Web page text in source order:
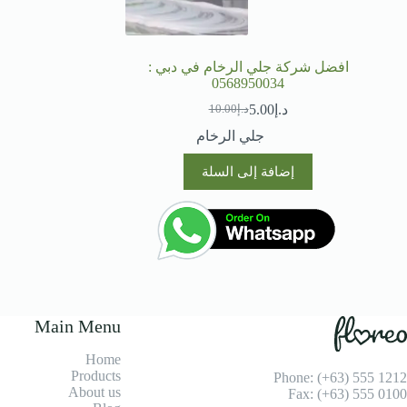
افضل شركة جلي الرخام في دبي :
0568950034
د.إ10.00
السعر
الأصلي
هو:
د.إ5.00السعر
الحالي
هو:
جلي الرخام
إضافة إلى السلة
Phone: (+63) 555 1212
Fax: (+63) 555 0100
Main Menu
Home
Products
About us